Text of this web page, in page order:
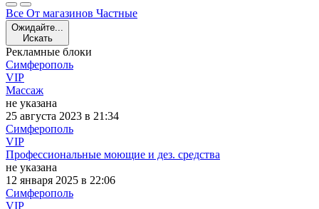
Все От магазинов Частные
Ожидайте...
Искать
Рекламные блоки
Симферополь
VIP
Массаж
не указана
25 августа 2023 в 21:34
Симферополь
VIP
Профессиональные моющие и дез. средства
не указана
12 января 2025 в 22:06
Симферополь
VIP